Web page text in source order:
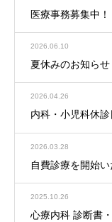
医療事務募集中！
2026.06.10
夏休みのお知らせ
2026.04.26
内科・小児科休
2026.03.28
自費診療を開始
2025.10.26
心療内科 診断書